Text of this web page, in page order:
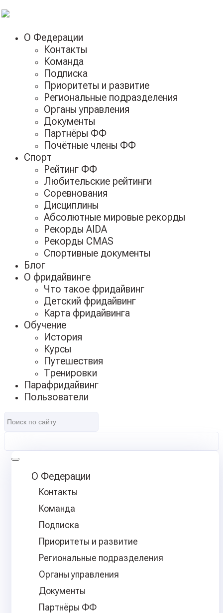
О Федерации
Контакты
Команда
Подписка
Приоритеты и развитие
Региональные подразделения
Органы управления
Документы
Партнёры ФФ
Почётные члены ФФ
Спорт
Рейтинг ФФ
Любительские рейтинги
Соревнования
Дисциплины
Абсолютные мировые рекорды
Рекорды AIDA
Рекорды CMAS
Спортивные документы
Блог
О фридайвинге
Что такое фридайвинг
Детский фридайвинг
Карта фридайвинга
Обучение
История
Курсы
Путешествия
Тренировки
Парафридайвинг
Пользователи
О Федерации
Контакты
Команда
Подписка
Приоритеты и развитие
Региональные подразделения
Органы управления
Документы
Партнёры ФФ